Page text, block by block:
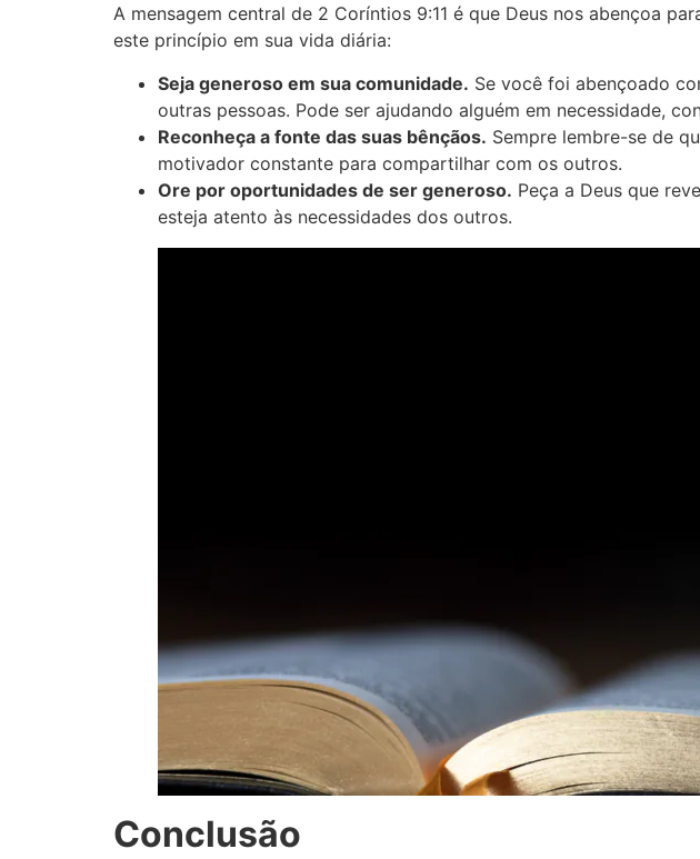
A mensagem central de 2 Coríntios 9:11 é que Deus nos abençoa
este princípio em sua vida diária:
Seja generoso em sua comunidade. Se você foi abençoado
outras pessoas. Pode ser ajudando alguém em necessidade,
Reconheça a fonte das suas bênçãos. Sempre lembre-se de
motivador constante para compartilhar com os outros.
Ore por oportunidades de ser generoso. Peça a Deus que
esteja atento às necessidades dos outros.
Conclusão